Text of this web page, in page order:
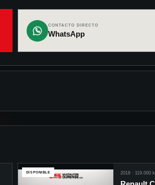
CONTACTO DIRECTO
WhatsApp
DISPONIBLE 2018· 119.000